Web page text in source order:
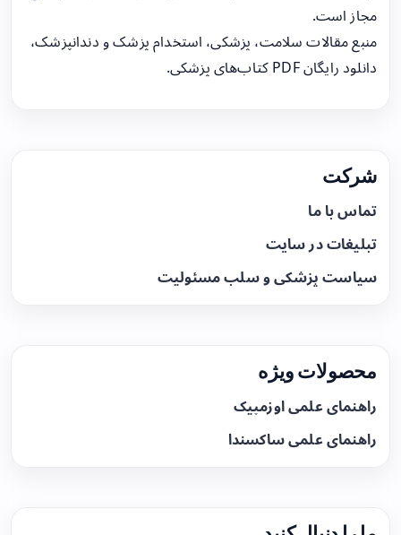
مجاز است.
منبع مقالات سلامت، پزشکی، استخدام پزشک و دندانپزشک،
دانلود رایگان PDF کتاب‌های پزشکی.
شرکت
تماس با ما
تبلیغات در سایت
سیاست پزشکی و سلب مسئولیت
محصولات ویژه
راهنمای علمی اوزمپیک
راهنمای علمی ساکسندا